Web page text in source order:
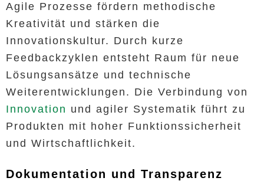
Agile Prozesse fördern methodische
Kreativität und stärken die
Innovationskultur. Durch kurze
Feedbackzyklen entsteht Raum für neue
Lösungsansätze und technische
Weiterentwicklungen. Die Verbindung von
Innovation und agiler Systematik führt zu
Produkten mit hoher Funktionssicherheit
und Wirtschaftlichkeit.
Dokumentation und Transparenz